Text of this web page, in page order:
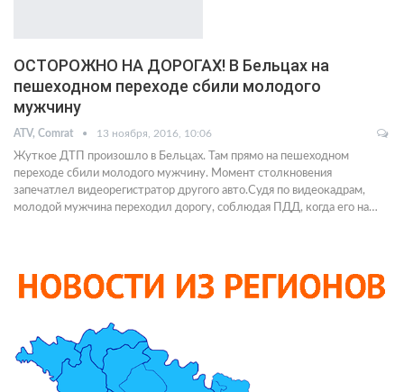
ОСТОРОЖНО НА ДОРОГАХ! В Бельцах на
пешеходном переходе сбили молодого
мужчину
ATV, Comrat 13 ноября, 2016, 10:06
Жуткое ДТП произошло в Бельцах. Там прямо на пешеходном
переходе сбили молодого мужчину. Момент столкновения
запечатлел видеорегистратор другого авто.Судя по видеокадрам,
молодой мужчина переходил дорогу, соблюдая ПДД, когда его на…